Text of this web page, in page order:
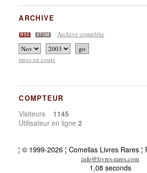
ARCHIVE
RSS ATOM Archive complète
mois en cours
COMPTEUR
Visiteurs 1145
Utilisateur en ligne2
¦ © 1999-2026 ¦ Comellas Livres Rares ¦
info@livres-rares.com
1,08 seconds